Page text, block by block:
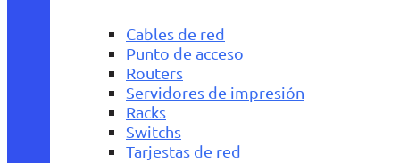
Cables de red
Punto de acceso
Routers
Servidores de impresión
Racks
Switchs
Tarjestas de red